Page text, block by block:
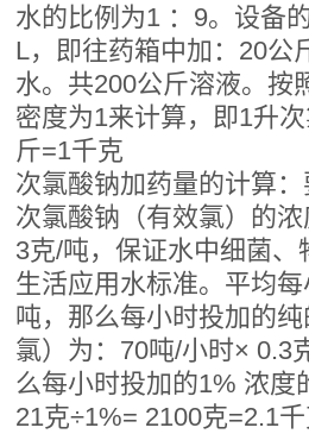
水的比例为1 ： 9。设备
L，即往药箱中加： 20公
水。共200公斤溶液。按
密度为1来计算，即1升
斤=1千克
次氯酸钠加药量的计算
次氯酸钠（有效氯）的
3克/吨，保证水中细菌、
生活应用水标准。平均
吨，那么每小时投加的
氯）为：70吨/小时× 0.3
么每小时投加的1% 浓度
21克÷1%= 2100克=2.1